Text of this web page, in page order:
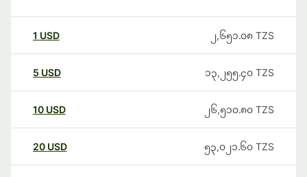
1 USD ၂,၆၅၁.၀၈ TZS
5 USD ၁၃,၂၅၅.၄၀ TZS
10 USD ၂၆,၅၁၀.၈၀ TZS
20 USD ၅၃,၀၂၁.၆၀ TZS